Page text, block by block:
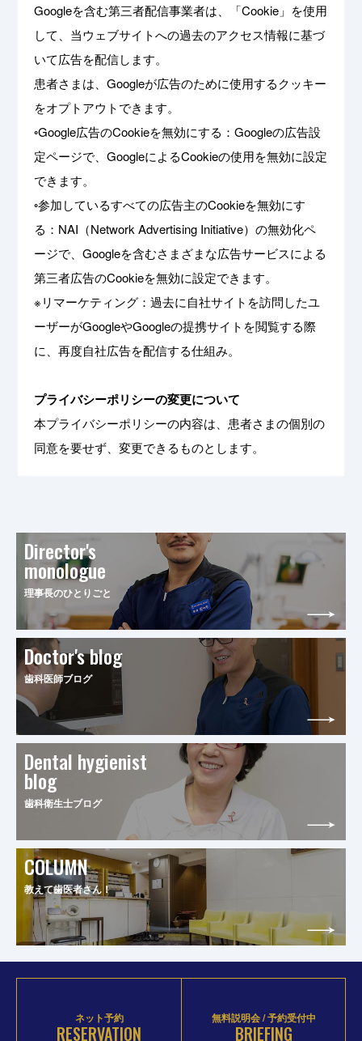
Googleを含む第三者配信事業者は、「Cookie」を使用
して、当ウェブサイトへの過去のアクセス情報に基づ
いて広告を配信します。
患者さまは、Googleが広告のために使用するクッキー
をオプトアウトできます。
◦Google広告のCookieを無効にする：Googleの広告設
定ページで、GoogleによるCookieの使用を無効に設定
できます。
◦参加しているすべての広告主のCookieを無効にす
る： NAI（Network Advertising Initiative）の無効化ペ
ージで、Googleを含むさまざまな広告サービスによる
第三者広告のCookieを無効に設定できます。
※リマーケティング：過去に自社サイトを訪問したユ
ーザーがGoogleやGoogleの提携サイトを閲覧する際
に、再度自社広告を配信する仕組み。
プライバシーポリシーの変更について
本プライバシーポリシーの内容は、患者さまの個別の
同意を要せず、変更できるものとします。
Director's
monologue
理事長のひとりごと
Doctor's blog
歯科医師ブログ
Dental hygienist
blog
歯科衛生士ブログ
COLUMN
教えて歯医者さん！
ネット予約
RESERVATION
無料説明会 / 予約受付中
BRIEFING